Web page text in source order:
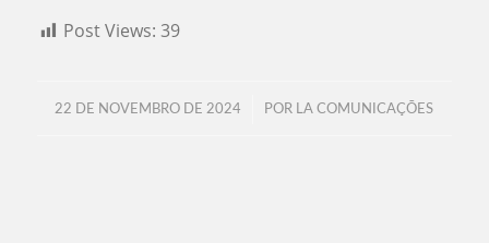
Post Views: 39
22 DE NOVEMBRO DE 2024
/ POR LA COMUNICAÇÕES